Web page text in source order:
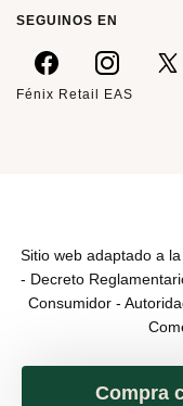
SEGUINOS EN
Fénix Retail EAS
Sitio web adaptado a
- Decreto
Consumidor -
Compra